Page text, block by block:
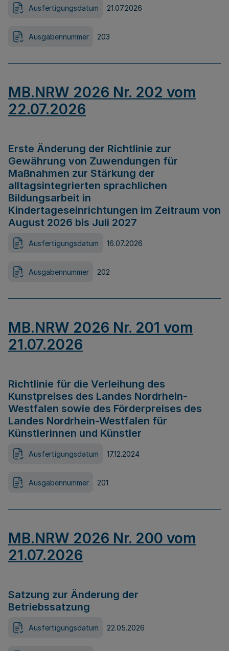
Ausfertigungsdatum 21.07.2026
Ausgabennummer 203
MB.NRW 2026 Nr. 202 vom
22.07.2026
Erste Änderung der Richtlinie zur
Gewährung von Zuwendungen für
Maßnahmen zur Stärkung der
alltagsintegrierten sprachlichen
Bildungsarbeit in
Kindertageseinrichtungen im Zeitraum von
August 2026 bis Juli 2027
Ausfertigungsdatum 16.07.2026
Ausgabennummer 202
MB.NRW 2026 Nr. 201 vom
21.07.2026
Richtlinie für die Verleihung des
Kunstpreises des Landes Nordrhein-
Westfalen sowie des Förderpreises des
Landes Nordrhein-Westfalen für
Künstlerinnen und Künstler
Ausfertigungsdatum 17.12.2024
Ausgabennummer 201
MB.NRW 2026 Nr. 200 vom
21.07.2026
Satzung zur Änderung der
Betriebssatzung
Ausfertigungsdatum 22.05.2026